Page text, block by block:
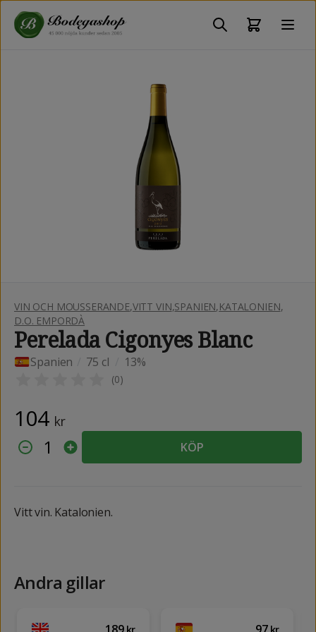
VIN OCH MOUSSERANDE,VITT VIN,SPANIEN,KATALONIEN,
D.O. EMPORDÀ
Perelada Cigonyes Blanc
Spanien 75 cl 13%
(0)
104 kr
1 KÖP
Vitt vin. Katalonien.
Andra gillar